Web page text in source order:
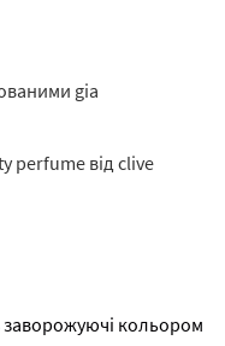
gia
perfume від clive
заворожуючі кольором